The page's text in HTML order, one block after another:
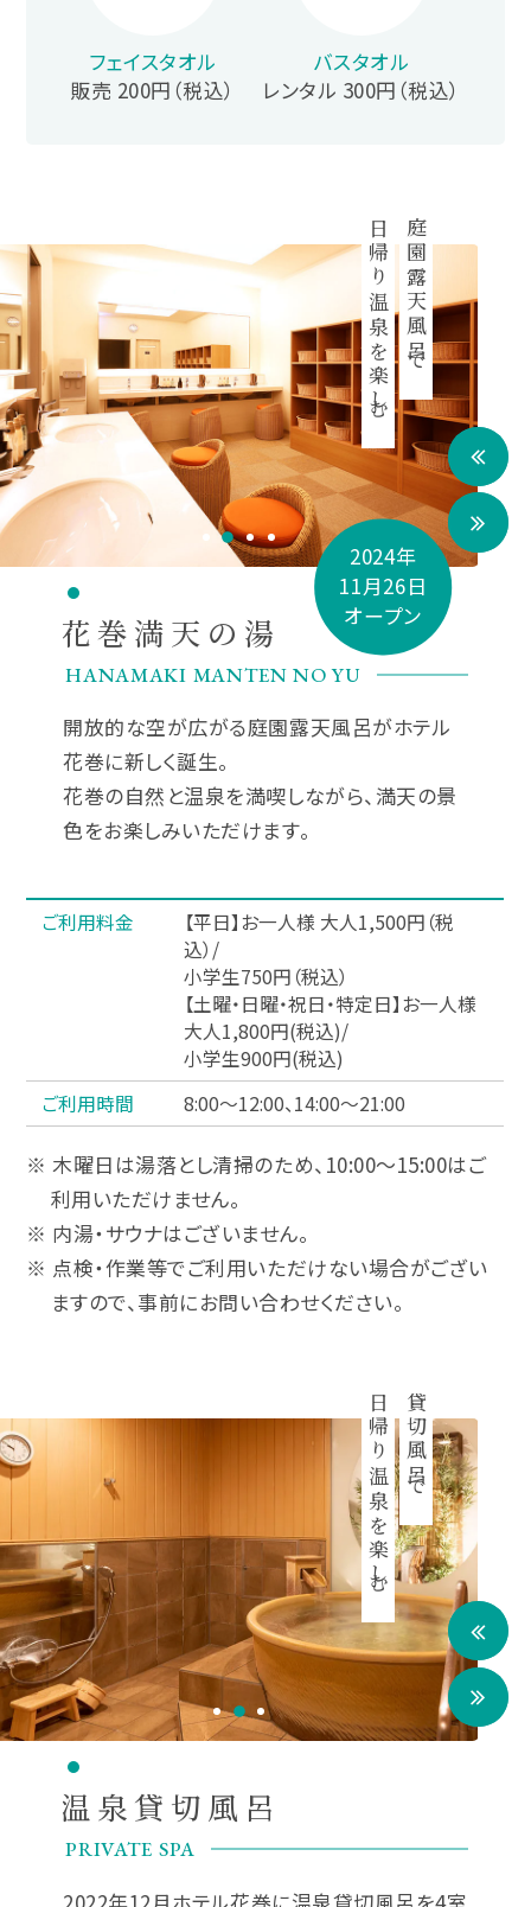
フェイスタオル
販売 200円（税込）
バスタオル
レンタル 300円（税込）
庭園露天風呂で
日帰り温泉を楽しむ
2024年
11月26日
オープン
花巻満天の湯
HANAMAKI MANTEN NO YU
開放的な空が広がる庭園露天風呂がホテル
花巻に新しく誕生。
花巻の自然と温泉を満喫しながら、満天の景
色をお楽しみいただけます。
ご利用料金
【平日】お一人様 大人1,500円（税
込）/
小学生750円（税込）
【土曜・日曜・祝日・特定日】お一人様
大人1,800円(税込)/
小学生900円(税込)
ご利用時間
8:00～12:00、14:00～21:00
※ 木曜日は湯落とし清掃のため、10:00～15:00はご
利用いただけません。
※ 内湯・サウナはございません。
※ 点検・作業等でご利用いただけない場合がござい
ますので、事前にお問い合わせください。
貸切風呂で
日帰り温泉を楽しむ
温泉貸切風呂
PRIVATE SPA